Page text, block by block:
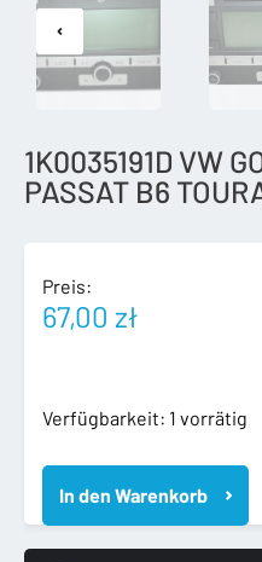
1K0035191D VW
PASSAT B6
Preis:
67,00 zł
Verfügbarkeit: 1 vorrätig
1K0035191D
GOLF
JETTA
PASSAT
In den Warenkorb